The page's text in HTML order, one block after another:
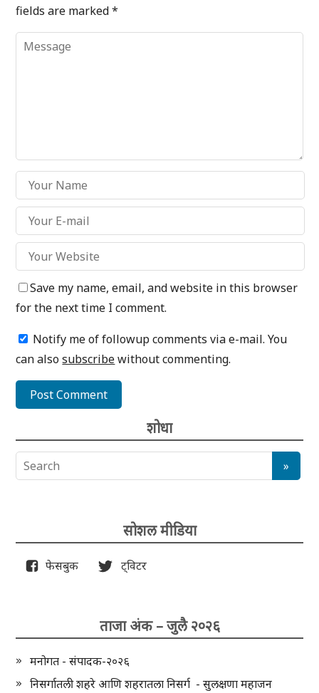
fields are marked*
Save my name, email, and website in this browser
for the next time I comment.
Notify me of followup comments via e-mail. You
can alsosubscribewithout commenting.
शोधा
सोशल मीडिया
फेसबुक ट्विटर
ताजा अंक – जुलै २०२६
मनोगत - संपादक-२०२६
निसर्गातली शहरे आणि शहरातला निसर्ग - सुलक्षणा महाजन